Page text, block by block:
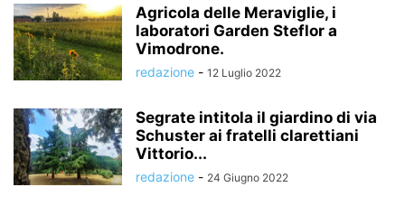
Agricola delle Meraviglie, i
laboratori Garden Steflor a
Vimodrone.
redazione - 12 Luglio 2022
Segrate intitola il giardino di via
Schuster ai fratelli clarettiani
Vittorio...
redazione - 24 Giugno 2022